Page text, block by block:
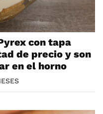
con tapa
de precio y son
en el horno